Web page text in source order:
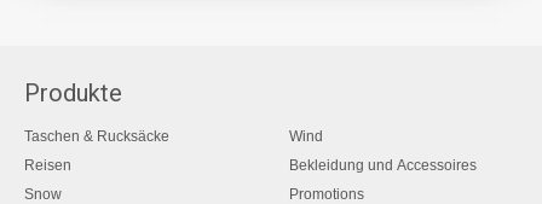
Produkte
Taschen & Rucksäcke
Reisen
Snow
Wind
Bekleidung und Accessoires
Promotions